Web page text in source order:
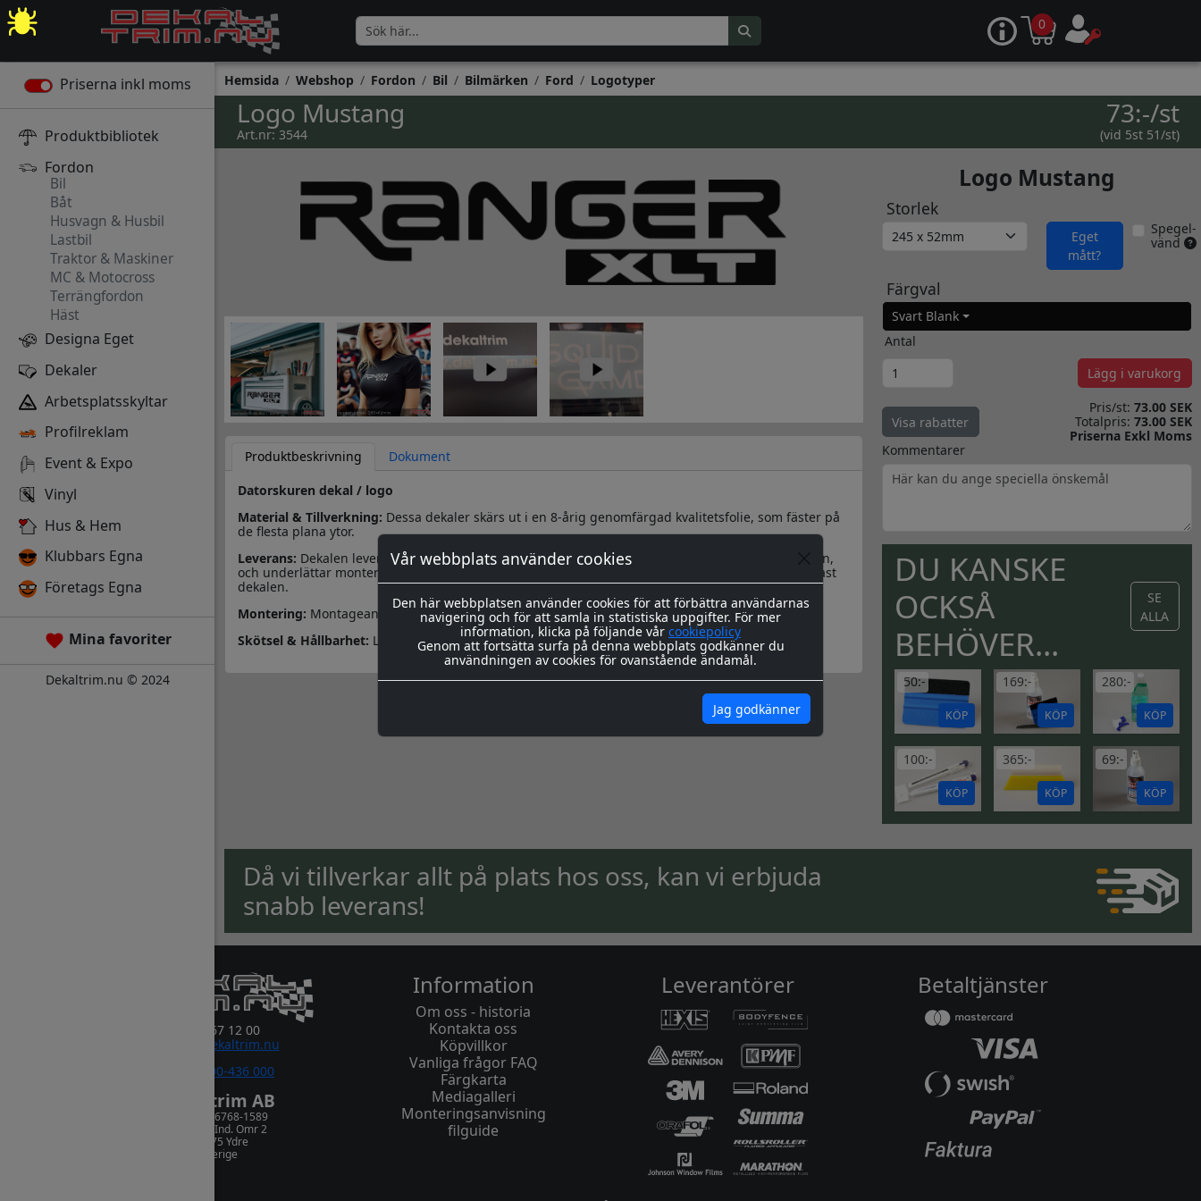
Vår webbplats använder cookies
Den här webbplatsen använder cookies för att förbättra användarnas
navigering och för att samla in statistiska uppgifter. För mer
information, klicka på följande vår cookiepolicy
Genom att fortsätta surfa på denna webbplats godkänner du
användningen av cookies för ovanstående ändamål.
Jag godkänner
0
Priserna inkl moms
Produktbibliotek
Fordon
Bil
Båt
Husvagn & Husbil
Lastbil
Traktor & Maskiner
MC & Motocross
Terrängfordon
Häst
Designa Eget
Dekaler
Arbetsplatsskyltar
Profilreklam
Event & Expo
Vinyl
Hus & Hem
Klubbars Egna
Företags Egna
Mina favoriter
Dekaltrim.nu © 2024
Hemsida Webshop Fordon Bil Bilmärken Ford Logotyper
Logo Mustang
Art.nr: 3544
73:-/st
(vid 5st 51/st)
Produktbeskrivning
Dokument
Datorskuren dekal / logo
Material & Tillverkning: Dessa dekaler skärs ut i en 8-årig genomfärgad kvalitetsfolie, som fäster på
de flesta plana ytor.
Leverans: Dekalen levereras redo för montage med appliceringstape över som håller ihop dekalen,
och underlättar monteringen. Appliceringstapen tas bort efter montering, och kvar sitter då endast
dekalen.
Montering: Montageanvisning hittar duhär
Skötsel & Hållbarhet: Läs igenom våra instrukioner före och efter montagehär
Logo Mustang
Storlek
Eget
mått?
Spegel-
vänd
Färgval
Svart Blank
Antal
Lägg i varukorg
Visa rabatter
Pris/st: 73.00 SEK
Totalpris: 73.00 SEK
Priserna Exkl Moms
Kommentarer
DU KANSKE
OCKSÅ
BEHÖVER...
SE
ALLA
50:-
KÖP
169:-
KÖP
280:-
KÖP
100:-
KÖP
365:-
KÖP
69:-
KÖP
Då vi tillverkar allt på plats hos oss, kan vi erbjuda
snabb leverans!
0381-67 12 00
order@dekaltrim.nu
0700-436 000
Dekaltrim AB
Orgnr. 556768-1589
Rydsnäs Ind. Omr 2
573 75 Ydre
Sverige
Information
Om oss - historia
Kontakta oss
Köpvillkor
Vanliga frågor FAQ
Färgkarta
Mediagalleri
Monteringsanvisning
filguide
Leverantörer Betaltjänster